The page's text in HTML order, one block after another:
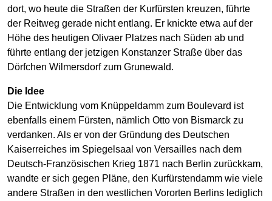
dort, wo heute die Straßen der Kurfürsten kreuzen, führte
der Reitweg gerade nicht entlang. Er knickte etwa auf der
Höhe des heutigen Olivaer Platzes nach Süden ab und
führte entlang der jetzigen Konstanzer Straße über das
Dörfchen Wilmersdorf zum Grunewald.
Die Idee
Die Entwicklung vom Knüppeldamm zum Boulevard ist
ebenfalls einem Fürsten, nämlich Otto von Bismarck zu
verdanken. Als er von der Gründung des Deutschen
Kaiserreiches im Spiegelsaal von Versailles nach dem
Deutsch-Französischen Krieg 1871 nach Berlin zurückkam,
wandte er sich gegen Pläne, den Kurfürstendamm wie viele
andere Straßen in den westlichen Vororten Berlins lediglich